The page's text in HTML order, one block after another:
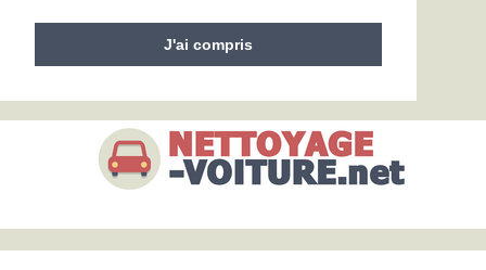
J'ai compris